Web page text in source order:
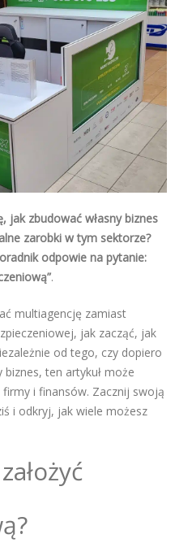
jak zbudować własny biznes
zarobki w tym sektorze?
odpowie na pytanie:
.
multiagencję zamiast
jak zacząć, jak
od tego, czy dopiero
biznes, ten artykuł może
i finansów. Zacznij swoją
i odkryj, jak wiele możesz